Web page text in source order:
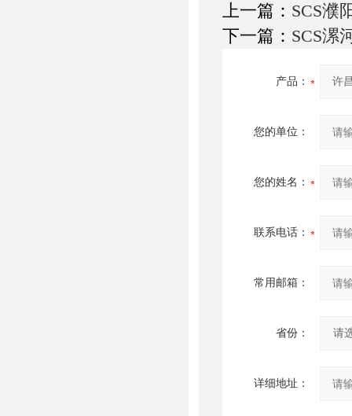
上一篇： SCS濮
下一篇： SCS漯
产品：
您的单位：
您的姓名：
联系电话：
常用邮箱：
省份：
详细地址：